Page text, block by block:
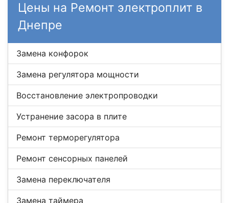
Цены на Ремонт электроплит в
Днепре
Замена конфорок
Замена регулятора мощности
Восстановление электропроводки
Устранение засора в плите
Ремонт терморегулятора
Ремонт сенсорных панелей
Замена переключателя
Замена таймера